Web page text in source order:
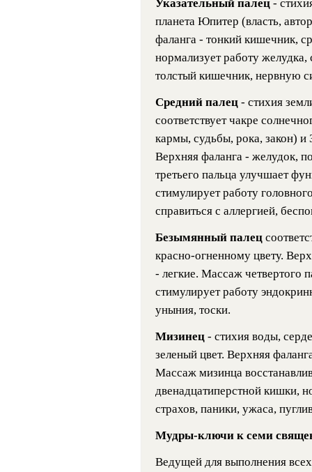
Указательный палец -
планета Юпитер (власть,
фаланга - тонкий кишечник,
нормализует работу
толстый кишечник, нервную
Средний палец - стихия
соответствует чакре
кармы, судьбы, рока, закон) и
Верхняя фаланга - желудок,
третьего пальца улучшает
стимулирует работу
справиться с аллергией,
Безымянный палец
красно-огненному цвету.
- легкие. Массаж четвертого
стимулирует работу
уныния, тоски.
Мизинец - стихия воды,
зеленый цвет. Верхняя
Массаж мизинца
двенадцатиперстной кишки,
страхов, паники, ужаса,
Мудры-ключи к семи
Ведущей для выполнения